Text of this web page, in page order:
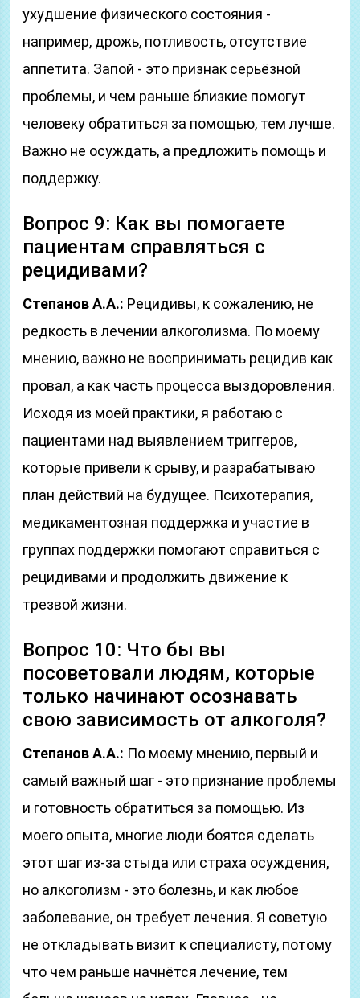
ухудшение физического состояния -
например, дрожь, потливость, отсутствие
аппетита. Запой - это признак серьёзной
проблемы, и чем раньше близкие помогут
человеку обратиться за помощью, тем лучше.
Важно не осуждать, а предложить помощь и
поддержку.
Вопрос 9: Как вы помогаете
пациентам справляться с
рецидивами?
Степанов А.А.: Рецидивы, к сожалению, не
редкость в лечении алкоголизма. По моему
мнению, важно не воспринимать рецидив как
провал, а как часть процесса выздоровления.
Исходя из моей практики, я работаю с
пациентами над выявлением триггеров,
которые привели к срыву, и разрабатываю
план действий на будущее. Психотерапия,
медикаментозная поддержка и участие в
группах поддержки помогают справиться с
рецидивами и продолжить движение к
трезвой жизни.
Вопрос 10: Что бы вы
посоветовали людям, которые
только начинают осознавать
свою зависимость от алкоголя?
Степанов А.А.: По моему мнению, первый и
самый важный шаг - это признание проблемы
и готовность обратиться за помощью. Из
моего опыта, многие люди боятся сделать
этот шаг из-за стыда или страха осуждения,
но алкоголизм - это болезнь, и как любое
заболевание, он требует лечения. Я советую
не откладывать визит к специалисту, потому
что чем раньше начнётся лечение, тем